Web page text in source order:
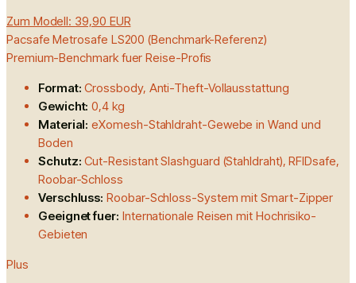
Zum Modell: 39,90 EUR
Pacsafe Metrosafe LS200 (Benchmark-Referenz)
Premium-Benchmark fuer Reise-Profis
Format: Crossbody, Anti-Theft-Vollausstattung
Gewicht: 0,4 kg
Material: eXomesh-Stahldraht-Gewebe in Wand und
Boden
Schutz: Cut-Resistant Slashguard (Stahldraht), RFIDsafe,
Roobar-Schloss
Verschluss: Roobar-Schloss-System mit Smart-Zipper
Geeignet fuer: Internationale Reisen mit Hochrisiko-
Gebieten
Plus